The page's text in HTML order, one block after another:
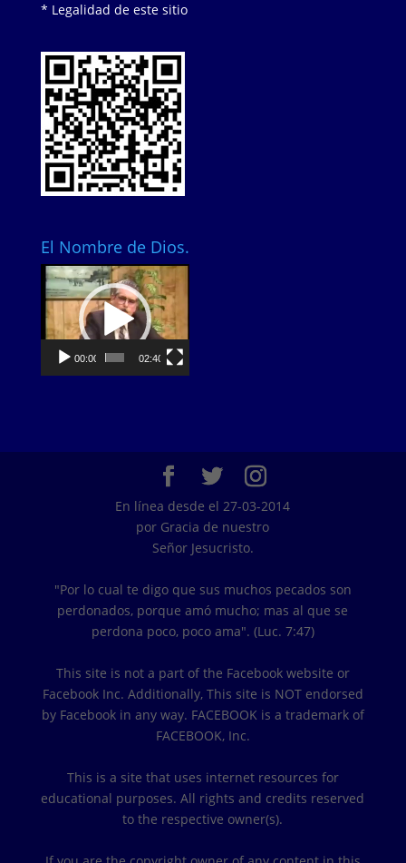
* Legalidad de este sitio
El Nombre de Dios.
Video
Player
00:00 02:40
En línea desde el 27-03-2014
por Gracia de nuestro
Señor Jesucristo.
"Por lo cual te digo que sus muchos pecados son
perdonados, porque amó mucho; mas al que se
perdona poco, poco ama". (Luc. 7:47)
This site is not a part of the Facebook website or
Facebook Inc. Additionally, This site is NOT endorsed
by Facebook in any way. FACEBOOK is a trademark of
FACEBOOK, Inc.
This is a site that uses internet resources for
educational purposes. All rights and credits reserved
to the respective owner(s).